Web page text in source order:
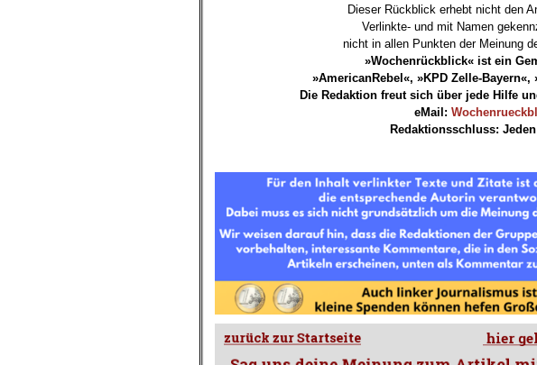
Dieser Rückblick erhebt nicht den
Verlinkte- und mit Namen
nicht in allen Punkten der Meinung
»Wochenrückblick« ist ein
»AmericanRebel«, »KPD Zelle-
Die Redaktion freut sich über jede Hilfe
eMail:
Redaktionsschluss: